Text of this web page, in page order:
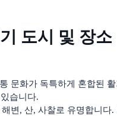
도시 및 장소
문화가 독특하게 혼합된
습니다.
변, 산, 사찰로 유명합니